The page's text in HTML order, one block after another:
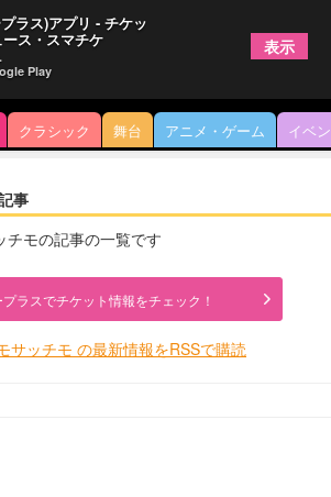
クラシック 舞台 アニメ・ゲーム イベ
事
チモの記事の一覧です
プラスでチケット情報をチェック！
サッチモ の最新情報をRSSで購読
ラス)アプリ - チケッ
ース・スマチケ
Play
表示